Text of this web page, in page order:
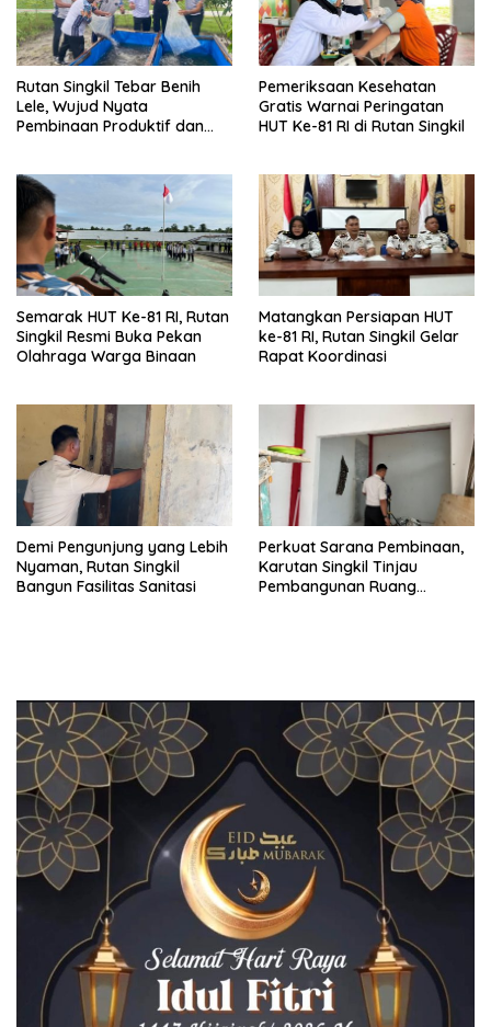
Rutan Singkil Tebar Benih
Lele, Wujud Nyata
Pembinaan Produktif dan
Pemeriksaan Kesehatan
Gratis Warnai Peringatan
HUT Ke-81 RI di Rutan Singkil
Semarak HUT Ke-81 RI, Rutan
Singkil Resmi Buka Pekan
Olahraga Warga Binaan
Matangkan Persiapan HUT
ke-81 RI, Rutan Singkil Gelar
Rapat Koordinasi
Demi Pengunjung yang Lebih
Nyaman, Rutan Singkil
Bangun Fasilitas Sanitasi
Perkuat Sarana Pembinaan,
Karutan Singkil Tinjau
Pembangunan Ruang